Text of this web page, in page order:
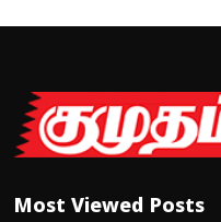
Most Viewed Posts